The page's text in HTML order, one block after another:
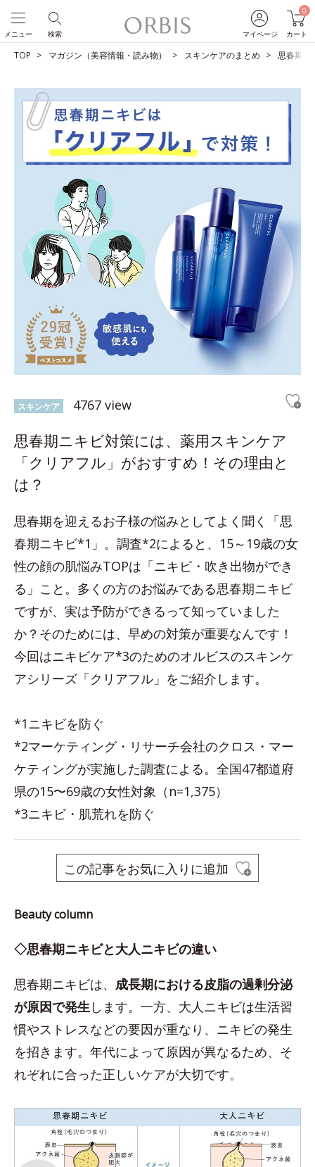
マイページ
0
カート
検索
メニュー
TOP マガジン（美容情報・読み物） スキンケアのまとめ 思春期ニ
スキンケア 4767 view
思春期ニキビ対策には、薬用スキンケア
「クリアフル」がおすすめ！その理由と
は？
思春期を迎えるお子様の悩みとしてよく聞く「思
春期ニキビ*1」。調査*2によると、15～19歳の女
性の顔の肌悩みTOPは「ニキビ・吹き出物ができ
る」こと。多くの方のお悩みである思春期ニキビ
ですが、実は予防ができるって知っていました
か？そのためには、早めの対策が重要なんです！
今回はニキビケア*3のためのオルビスのスキンケ
アシリーズ「クリアフル」をご紹介します。
*1ニキビを防ぐ
*2マーケティング・リサーチ会社のクロス・マー
ケティングが実施した調査による。全国47都道府
県の15〜69歳の女性対象（n=1,375）
*3ニキビ・肌荒れを防ぐ
この記事をお気に入りに追加
Beauty column
◇思春期ニキビと大人ニキビの違い
思春期ニキビは、 成長期における皮脂の過剰分泌
が原因で発生します。一方、大人ニキビは生活習
慣やストレスなどの要因が重なり、ニキビの発生
を招きます。年代によって原因が異なるため、そ
れぞれに合った正しいケアが大切です。